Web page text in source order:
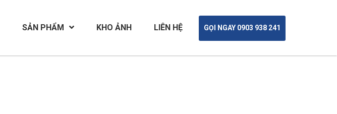
SẢN PHẨM KHO ẢNH LIÊN HỆ GỌI NGAY 0903 938 241